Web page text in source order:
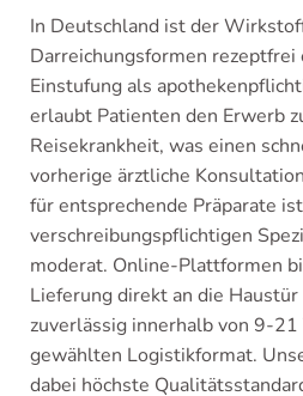
In Deutschland ist der
Darreichungsformen
Einstufung als
erlaubt Patienten den Erwerb
Reisekrankheit, was einen
vorherige ärztliche
für entsprechende Präparate
verschreibungspflichtigen
moderat. Online-Plattformen
Lieferung direkt an die
zuverlässig innerhalb von 9-21
gewählten Logistikformat.
dabei höchste